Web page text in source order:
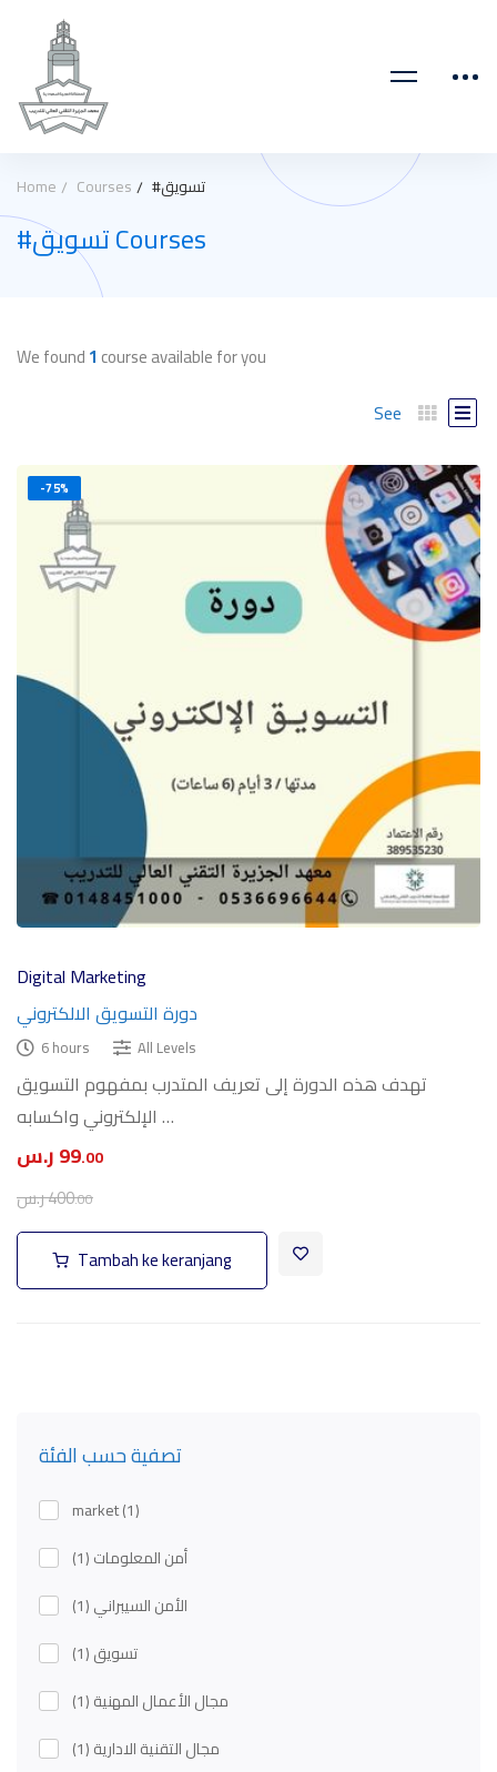
Home Courses #تسويق
#تسويق Courses
تصفية حسب الفئة
market(1)
أمن المعلومات(1)
الأمن السيبراني(1)
تسويق(1)
مجال الأعمال المهنية(1)
مجال التقنية الادارية(1)
We found1 course available for you
See
-75%
Digital Marketing
دورة التسويق الالكتروني
6 hours All Levels
تهدف هذه الدورة إلى تعريف المتدرب بمفهوم التسويق
الإلكتروني واكسابه …
99.00 ر.س
400.00
ر.س
Tambah ke keranjang